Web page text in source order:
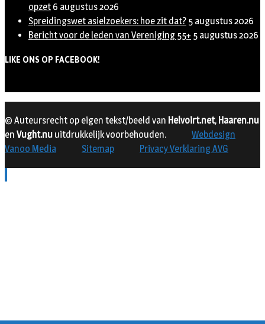
opzet 6 augustus 2026
Spreidingswet asielzoekers: hoe zit dat? 5 augustus 2026
Bericht voor de leden van Vereniging 55+ 5 augustus 2026
LIKE ONS OP FACEBOOK!
© Auteursrecht op eigen tekst/beeld van Helvoirt.net, Haaren.nu
en Vught.nu uitdrukkelijk voorbehouden.
Webdesign
Vanoo Media
Sitemap Privacy Verklaring AVG